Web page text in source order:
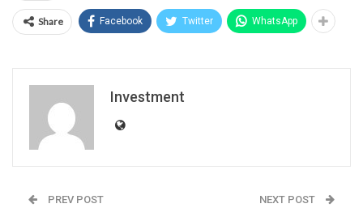
Share Facebook Twitter WhatsApp
Investment
PREV POST NEXT POST